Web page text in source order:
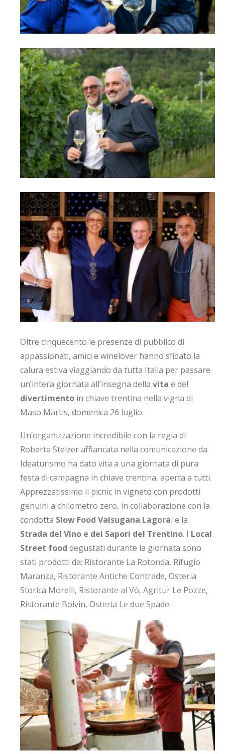
Oltre cinquecento le presenze di pubblico di
appassionati, amici e winelover hanno sfidato la
calura estiva viaggiando da tutta Italia per passare
un’intera giornata all’insegna della vita e del
divertimento in chiave trentina nella vigna di
Maso Martis, domenica 26 luglio.
Un’organizzazione incredibile con la regia di
Roberta Stelzer affiancata nella comunicazione da
Ideaturismo ha dato vita a una giornata di pura
festa di campagna in chiave trentina, aperta a tutti.
Apprezzatissimo il picnic in vigneto con prodotti
genuini a chilometro zero, in collaborazione con la
condotta Slow Food Valsugana Lagorai e la
Strada del Vino e dei Sapori del Trentino. I Local
Street food degustati durante la giornata sono
stati prodotti da: Ristorante La Rotonda, Rifugio
Maranza, Ristorante Antiche Contrade, Osteria
Storica Morelli, Ristorante al Vò, Agritur Le Pozze,
Ristorante Boivin, Osteria Le due Spade.